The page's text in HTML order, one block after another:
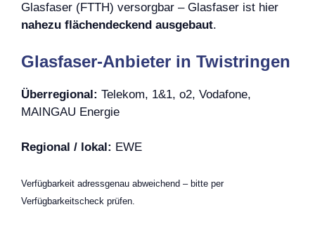
Glasfaser (FTTH) versorgbar – Glasfaser ist hier
nahezu flächendeckend ausgebaut.
Glasfaser-Anbieter in Twistringen
Überregional: Telekom, 1&1, o2, Vodafone,
MAINGAU Energie
Regional / lokal: EWE
Verfügbarkeit adressgenau abweichend – bitte per
Verfügbarkeitscheck prüfen.